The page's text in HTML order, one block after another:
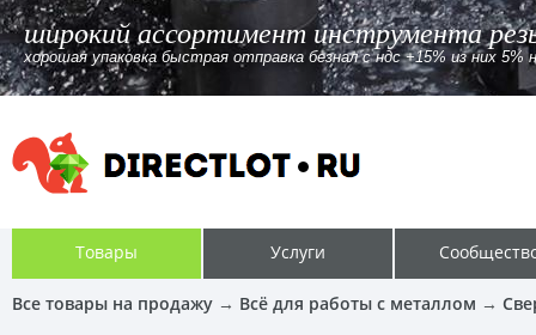
Приём лома твердосплавного
Приём лома твердосплавного инструмента в По всей России и
Товары Услуги
Все товары на продажу → Всё для работы с металлом →